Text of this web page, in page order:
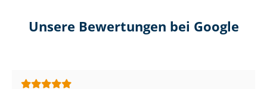
Unsere Bewertungen bei Google